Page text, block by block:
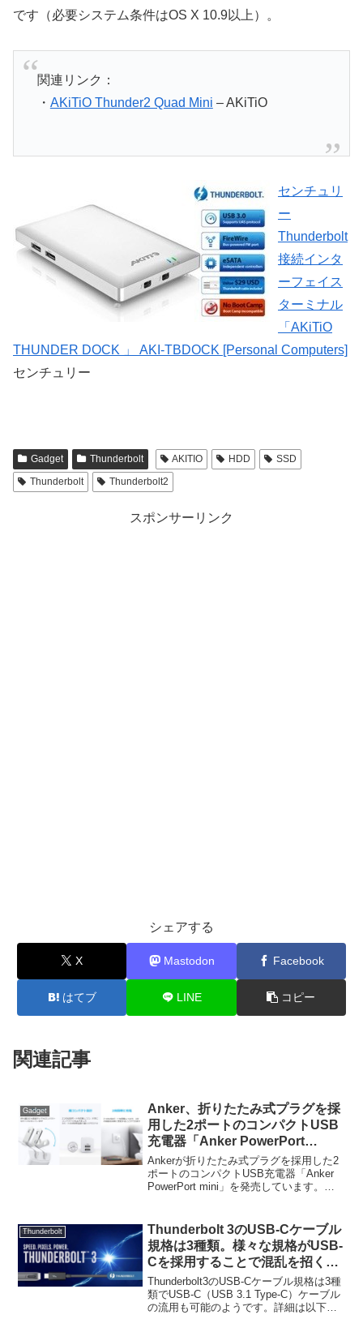
です（必要システム条件はOS X 10.9以上）。
関連リンク：
・ AKiTiO Thunder2 Quad Mini – AKiTiO
センチュリ
ー
Thunderbolt
接続インタ
ーフェイス
ターミナル
「AKiTiO
THUNDER DOCK 」 AKI-TBDOCK [Personal Computers]
センチュリー
Gadget Thunderbolt AKITIO HDD
SSD
Thunderbolt
Thunderbolt2
スポンサーリンク
シェアする
X Mastodon Facebook
はてブ LINE コピー
関連記事
Gadget
Anker、折りたたみ式プラグを採
用した2ポートのコンパクトUSB
充電器「Anker PowerPort
mini」を発売。
Ankerが折りたたみ式プラグを採用した2
ポートのコンパクトUSB充電器「Anker
PowerPort mini」を発売しています。詳
Thunderbolt
Thunderbolt 3のUSB-Cケーブル
規格は3種類。様々な規格がUSB-
Cを採用することで混乱を招く可
能性も？
Thunderbolt3のUSB-Cケーブル規格は3種
類でUSB-C（USB 3.1 Type-C）ケーブル
の流用も可能のようです。詳細は以下か